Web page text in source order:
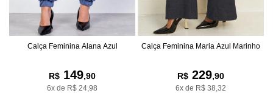
Calça Feminina Alana Azul
R$ 149,90
6x de R$ 24,98
Calça Feminina Maria Azul Marinho
R$ 229,90
6x de R$ 38,32